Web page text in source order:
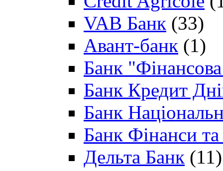
VAB Банк (33)
Авант-банк (1)
Банк "Фінансова
Банк Кредит
Банк
Банк Фінанси
Дельта Банк (11)